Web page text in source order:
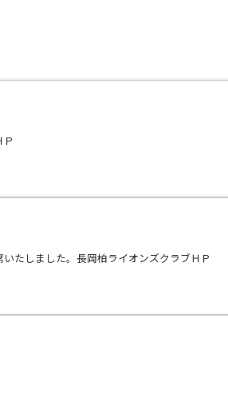
たしました。長岡柏ライオンズクラブＨＰ